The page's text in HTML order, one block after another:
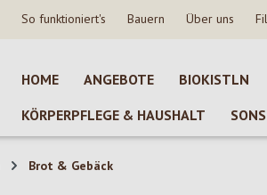
So funktioniert's Bauern Über uns
HOME ANGEBOTE BIOKISTLN
KÖRPERPFLEGE & HAUSHALT
Brot & Gebäck